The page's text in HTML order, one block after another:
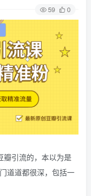
59 0
瓣引流的，本以为是
道道都很深，包括一